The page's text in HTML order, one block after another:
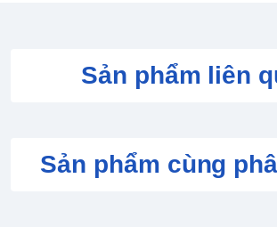
Sản phẩm liên
Sản phẩm cùng